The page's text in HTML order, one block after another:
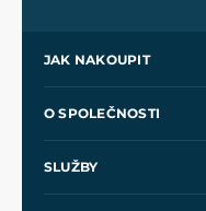
JAK NAKOUPIT
Velkoobchod
O SPOLEČNOSTI
SLUŽBY